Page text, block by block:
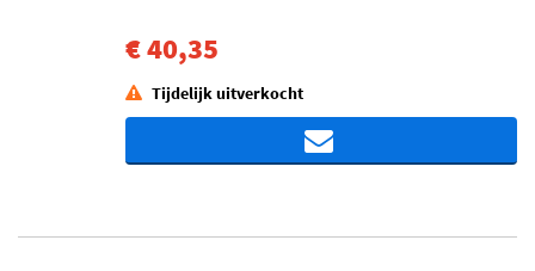
€ 40,35
Tijdelijk uitverkocht